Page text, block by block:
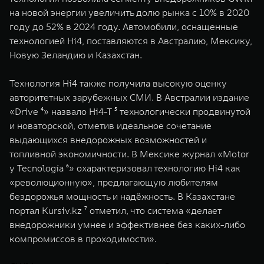
на новой энергии увеличить долю рынка с 10% в 2020
году до 52% в 2024 году. Автомобили, оснащенные
технологией Hi4, поставляются в Австралию, Мексику,
Новую Зеландию и Казахстан.
Технология Hi4 также получила высокую оценку
авторитетных зарубежных СМИ. В Австралии издание
«Drive ⁴» назвало Hi4-T ⁵ технологически продвинутой
и новаторской, отметив идеальное сочетание
выдающихся внедорожных возможностей и
топливной экономичности. В Мексике журнал «Motor
y Tecnología ⁶» охарактеризовал технологию Hi4 как
«революционную», предлагающую любителям
бездорожья мощность и надёжность. В Казахстане
портал Kursiv.kz ⁷ отметил, что система «делает
внедорожники умнее и эффективнее без каких-либо
компромиссов в проходимости».